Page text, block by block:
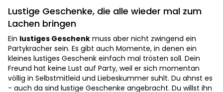
Lustige Geschenke, die alle wieder mal zum
Lachen bringen
Ein lustiges Geschenk muss aber nicht zwingend ein
Partykracher sein. Es gibt auch Momente, in denen ein
kleines lustiges Geschenk einfach mal trösten soll. Dein
Freund hat keine Lust auf Party, weil er sich momentan
völlig in Selbstmitleid und Liebeskummer suhlt. Du ahnst es
- auch da sind lustige Geschenke angebracht. Du willst ihn